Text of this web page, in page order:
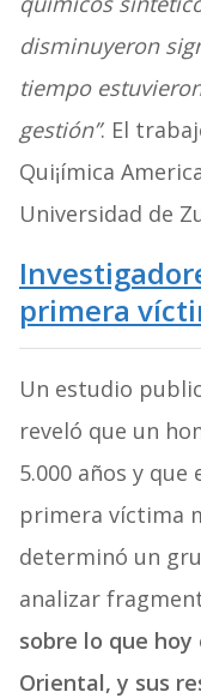
disminuyeron
tiempo
gestión”. El
Qui¡ímica
Universidad de
primera
Un estudio
reveló que un
5.000 años y
primera víctima
determinó un
analizar
sobre lo que hoy
Oriental, y sus